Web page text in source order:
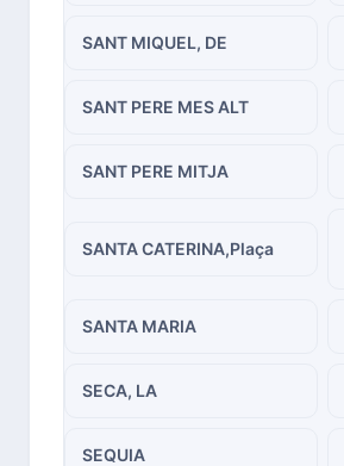
SANT MIQUEL, DE
SANT PERE MES ALT
SANT PERE MITJA
SANTA CATERINA,Plaça
SANTA MARIA
SECA, LA
SEQUIA